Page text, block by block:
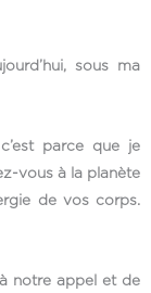
sous ma
parce que je
vous à la planète
de vos corps.
notre appel et de